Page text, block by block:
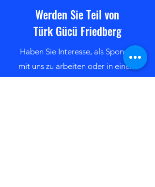
Werden Sie Teil von
Türk Gücü Friedberg
Haben Sie Interesse, als Sponsor
mit uns zu arbeiten oder in einem